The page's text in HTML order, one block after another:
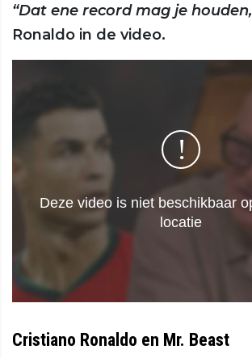
“Dat ene record mag je houden,
Ronaldo in de video.
Cristiano Ronaldo en Mr. Beast